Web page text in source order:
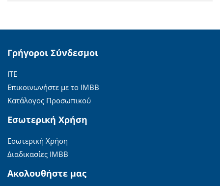
Γρήγοροι Σύνδεσμοι
ΙΤΕ
Επικοινωνήστε με το ΙΜΒΒ
Κατάλογος Προσωπικού
Εσωτερική Χρήση
Εσωτερική Χρήση
Διαδικασίες ΙΜΒΒ
Ακολουθήστε μας